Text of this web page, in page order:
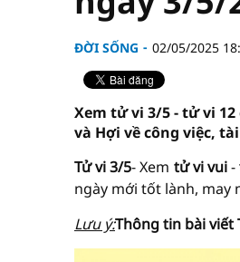
ĐỜI SỐNG 02/05/2025
Xem tử vi 3/5 - tử vi 12
và Hợi về công việc,
Tử vi 3/5- Xem tử vi vui-
ngày mới tốt lành, may
Lưu ý:Thông tin bài viết